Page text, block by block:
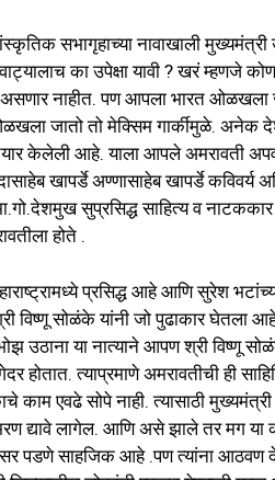
सभागृहाच्या नावाखाली
वाट्यालाच का उपेक्षा यावी ? खरं म्हणजे
नाहीत. पण आपला भारत ओळखला
जातो तो मेक्सिम गार्कीमुळे. अनेक
केलेली आहे. याला आपले अमरावती
खापर्डे अण्णासाहेब खापर्डे
सुप्रसिद्ध साहित्य व
होते .
प्रसिद्ध आहे आणि सुरेश
विष्णू सोळंके यांनी जो पुढाकार
या नात्याने आपण श्री विष्णू
होतात. त्याप्रमाणे अमरावतीची ही
काम एवढे सोपे नाही. त्यासाठी
द्यावे लागेल. आणि असे झाले तर मग
विसर पडणे साहजिक आहे .पण त्यांना